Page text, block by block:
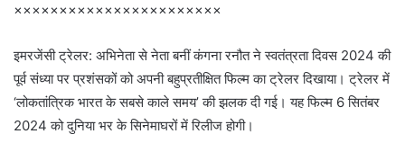
×××××××××××××××××××××××
इमरजेंसी ट्रेलर: अभिनेता से नेता बनीं कंगना रनौत ने स्वतंत्रता दिवस 2024 की
पूर्व संध्या पर प्रशंसकों को अपनी बहुप्रतीक्षित फिल्म का ट्रेलर दिखाया। ट्रेलर में
‘लोकतांत्रिक भारत के सबसे काले समय’ की झलक दी गई। यह फिल्म 6 सितंबर
2024 को दुनिया भर के सिनेमाघरों में रिलीज होगी।